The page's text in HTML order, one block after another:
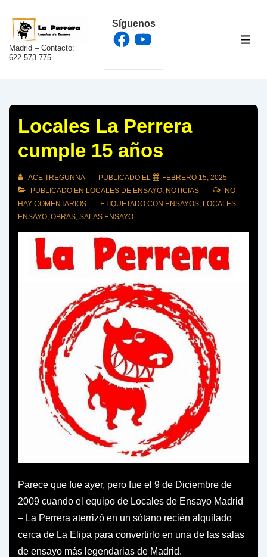
Saltar
contenido
Madrid – Contacto:
622 573 775
Síguenos
FacebookYouTube
Locales La Perrera
cumple 15 años
ACE TREGUNNA PUBLICADO EL
FEBRERO 15, 2025
PUBLICADO EN LOCALES DE ENSAYO NOTICIAS
NO
HAY COMENTARIOS
ETIQUETADO CON ENSAYOS LOCALES
ENSAYO OBRAS SALAS ENSAYO
Parece que fue ayer, pero fue el 9 de Diciembre de
2009 cuando el equipo de Locales de Ensayo Madrid
– La Perrera aterrizó en un sótano recién alquilado
cerca de La Elipa para convertirlo en una de las salas
de ensayo más legendarias de Madrid.